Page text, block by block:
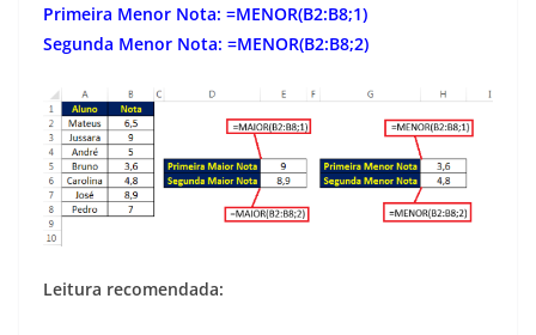
Primeira Menor Nota: =MENOR(B2:B8;1)
Segunda Menor Nota: =MENOR(B2:B8;2)
Leitura recomendada: